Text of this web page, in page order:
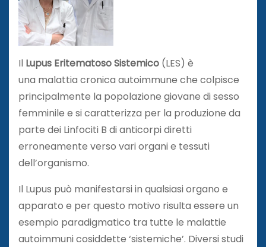
Il Lupus Eritematoso Sistemico (LES) è
una malattia cronica autoimmune che colpisce
principalmente la popolazione giovane di sesso
femminile e si caratterizza per la produzione da
parte dei Linfociti B di anticorpi diretti
erroneamente verso vari organi e tessuti
dell’organismo.
Il Lupus può manifestarsi in qualsiasi organo e
apparato e per questo motivo risulta essere un
esempio paradigmatico tra tutte le malattie
autoimmuni cosiddette ‘sistemiche’. Diversi studi